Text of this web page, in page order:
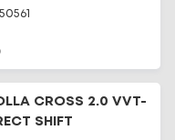
50561
CROSS 2.0 VVT-
SHIFT